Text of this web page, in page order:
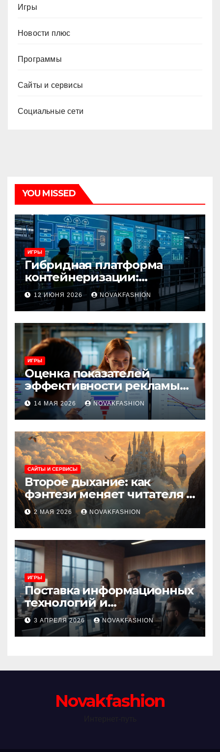
Игры
Новости плюс
Программы
Сайты и сервисы
Социальные сети
YOU MISSED
ИГРЫ
Гибридная платформа
контейнеризации:
архитектура, особенности
и сценарии использования
12 ИЮНЯ 2026 NOVAKFASHION
ИГРЫ
Оценка показателей
эффективности рекламы
при атрибуции
множественных точек
касания
14 МАЯ 2026 NOVAKFASHION
САЙТЫ И СЕРВИСЫ
Второе дыхание: как
фэнтези меняет читателя и
культуру
2 МАЯ 2026 NOVAKFASHION
ИГРЫ
Поставка информационных
технологий и
инновационные решения
3 АПРЕЛЯ 2026 NOVAKFASHION
Novakfashion